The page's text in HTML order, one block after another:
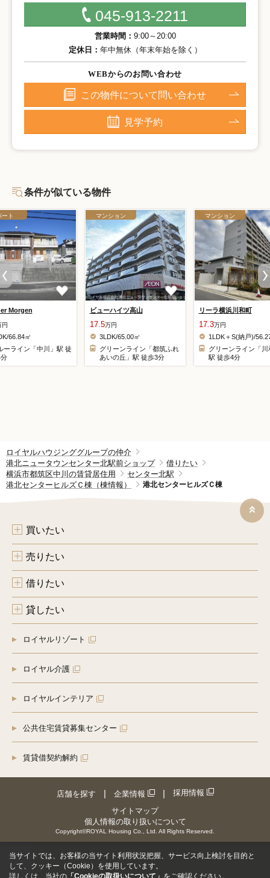
045-913-2211
営業時間： 9:00～20:00
定休日： 年中無休（年末年始を除く）
WEBからのお問い合わせ
この物件について問い合わせ
見学予約
条件が似ている物件
ート
Morgen
円
66.84㎡
ーライン「中川」駅 徒
マンション
ビューハイツ高山
17.5万円
3LDK/65.00㎡
グリーンライン「都筑ふれ
あいの丘」駅 徒歩3分
マンション
リーラ横浜川和町
17.3万円
1LDK＋S(納戸)/
グリーンライン「川
駅 徒歩4分
ロイヤルハウジンググループの仲介
港北ニュータウンセンター北駅前ショップ
借りたい
横浜市都筑区中川の賃貸居住用
センター北駅
港北センターヒルズＣ棟（棟情報）
港北センターヒルズＣ棟
買いたい
売りたい
借りたい
貸したい
ロイヤルリゾート
ロイヤル介護
ロイヤルインテリア
公共住宅賃貸募集センター
賃貸借契約解約
店舗を探す 企業情報
採用情報
サイトマップ
個人情報の取り扱いについて
Copyright©ROYAL Housing Co., Ltd. All Rights Reserved.
当サイトでは、お客様の当サイト利用状況把握、サービス向上検討を目的と
して、クッキー（Cookie）を使用しています。
詳しくは、当社の 「Cookieの取扱いについて」 をご確認ください。